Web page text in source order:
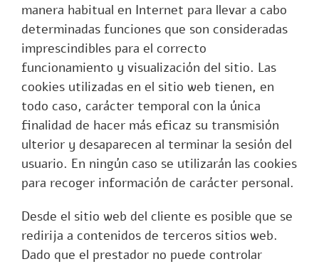
manera habitual en Internet para llevar a cabo
determinadas funciones que son consideradas
imprescindibles para el correcto
funcionamiento y visualización del sitio. Las
cookies utilizadas en el sitio web tienen, en
todo caso, carácter temporal con la única
finalidad de hacer más eficaz su transmisión
ulterior y desaparecen al terminar la sesión del
usuario. En ningún caso se utilizarán las cookies
para recoger información de carácter personal.
Desde el sitio web del cliente es posible que se
redirija a contenidos de terceros sitios web.
Dado que el prestador no puede controlar